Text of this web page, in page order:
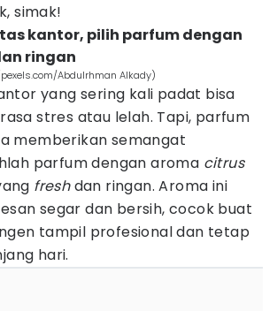
simak!
kantor, pilih parfum dengan
ringan
Abdulrhman Alkady)
yang sering kali padat bisa
stres atau lelah. Tapi, parfum
memberikan semangat
parfum dengan aroma citrus
freshdan ringan. Aroma ini
segar dan bersih, cocok buat
tampil profesional dan tetap
hari.